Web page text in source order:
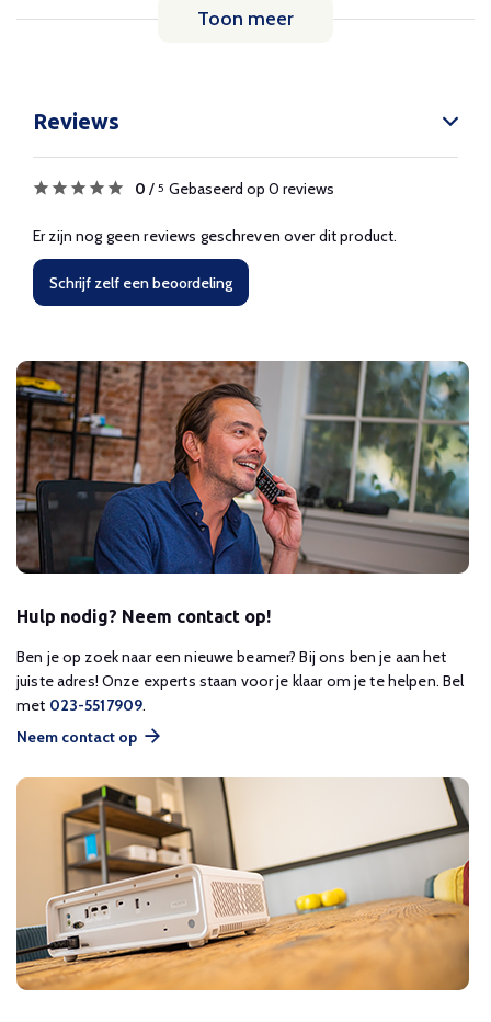
Toon meer
Reviews
0 / 5 Gebaseerd op 0 reviews
Er zijn nog geen reviews geschreven over dit product.
Schrijf zelf een beoordeling
Hulp nodig? Neem contact op!
Ben je op zoek naar een nieuwe beamer? Bij ons ben je aan het
juiste adres! Onze experts staan voor je klaar om je te helpen. Bel
met 023-5517909.
Neem contact op